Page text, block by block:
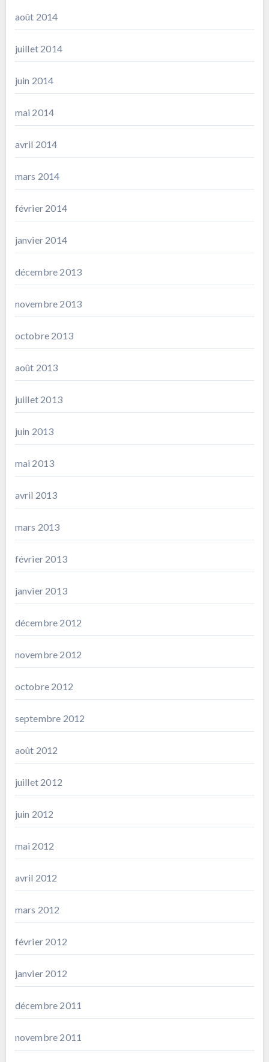
août 2014
juillet 2014
juin 2014
mai 2014
avril 2014
mars 2014
février 2014
janvier 2014
décembre 2013
novembre 2013
octobre 2013
août 2013
juillet 2013
juin 2013
mai 2013
avril 2013
mars 2013
février 2013
janvier 2013
décembre 2012
novembre 2012
octobre 2012
septembre 2012
août 2012
juillet 2012
juin 2012
mai 2012
avril 2012
mars 2012
février 2012
janvier 2012
décembre 2011
novembre 2011